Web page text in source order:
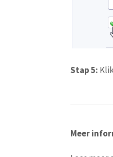
Stap 5:
Meer